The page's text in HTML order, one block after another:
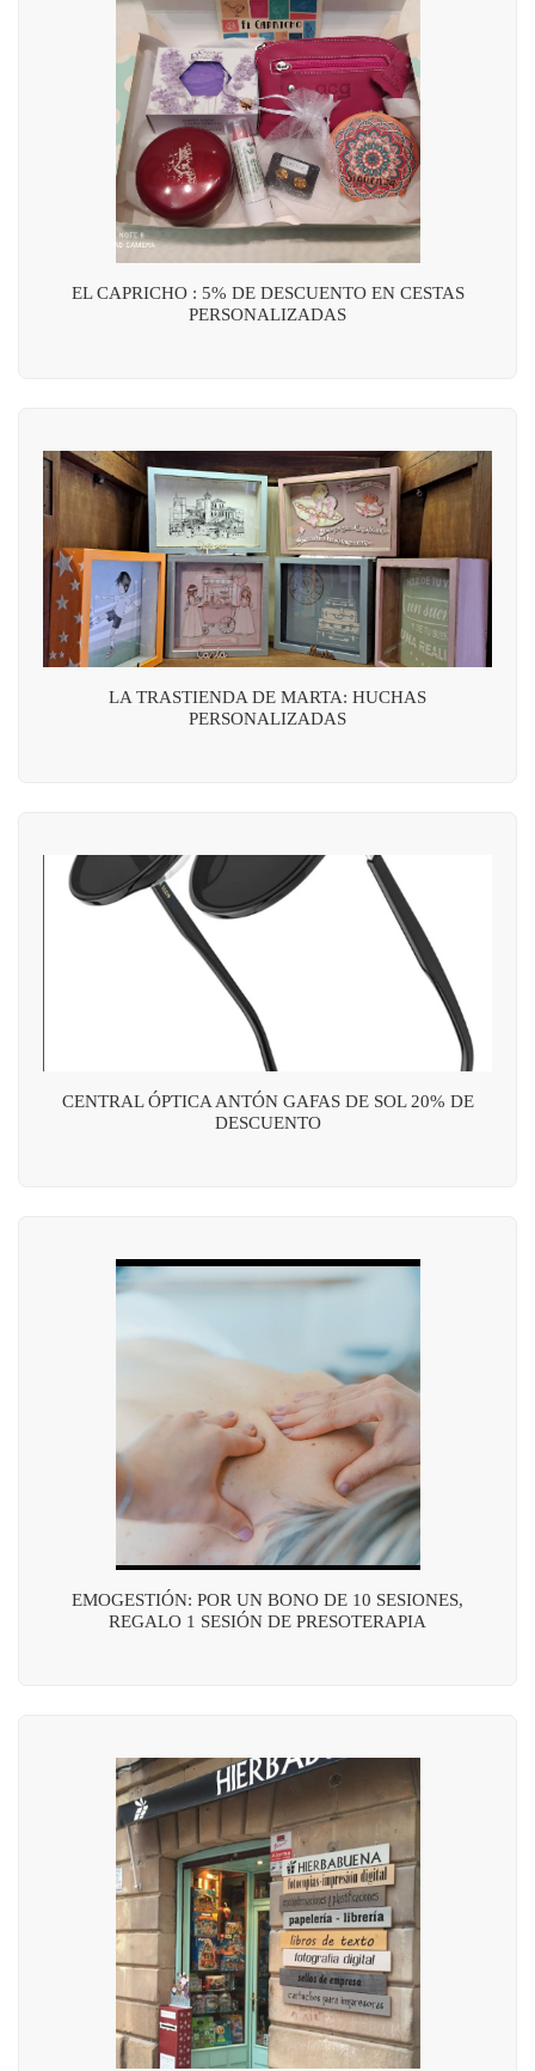
EL CAPRICHO : 5% DE DESCUENTO EN CESTAS
PERSONALIZADAS
LA TRASTIENDA DE MARTA: HUCHAS
PERSONALIZADAS
CENTRAL ÓPTICA ANTÓN GAFAS DE SOL 20% DE
DESCUENTO
EMOGESTIÓN: POR UN BONO DE 10 SESIONES,
REGALO 1 SESIÓN DE PRESOTERAPIA